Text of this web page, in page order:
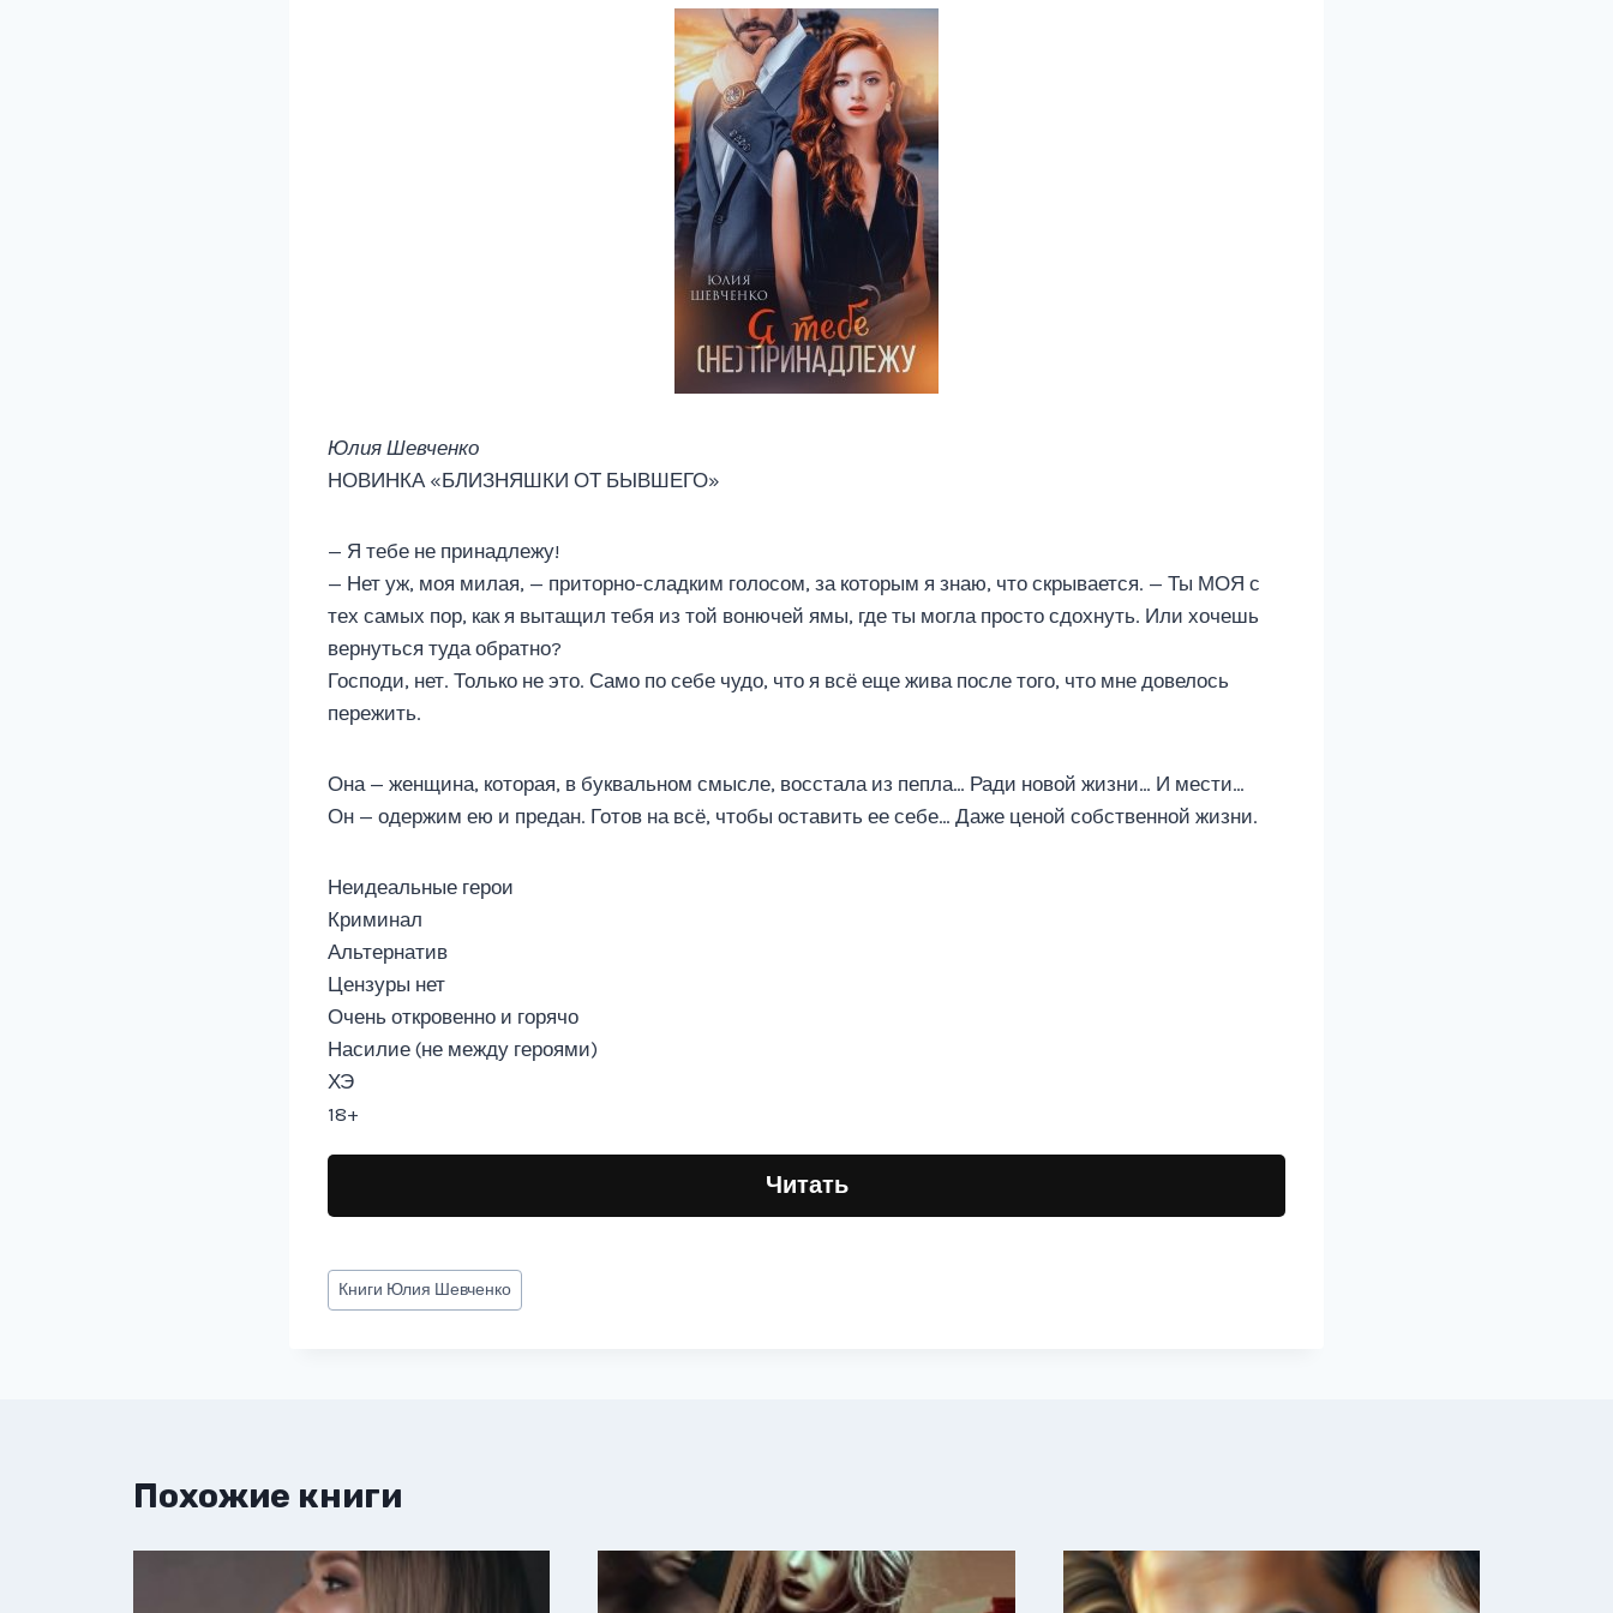
Юлия Шевченко
НОВИНКА «БЛИЗНЯШКИ ОТ БЫВШЕГО»
— Я тебе не принадлежу!
— Нет уж, моя милая, — приторно-сладким голосом, за которым я знаю, что скрывается. — Ты МОЯ с
тех самых пор, как я вытащил тебя из той вонючей ямы, где ты могла просто сдохнуть. Или хочешь
вернуться туда обратно?
Господи, нет. Только не это. Само по себе чудо, что я всё еще жива после того, что мне довелось
пережить.
Она — женщина, которая, в буквальном смысле, восстала из пепла… Ради новой жизни… И мести…
Он — одержим ею и предан. Готов на всё, чтобы оставить ее себе… Даже ценой собственной жизни.
Неидеальные герои
Криминал
Альтернатив
Цензуры нет
Очень откровенно и горячо
Насилие (не между героями)
ХЭ
18+
Читать
Метки
записи:
Книги Юлия Шевченко
Похожие книги